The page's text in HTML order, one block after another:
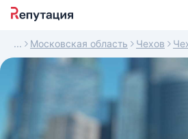
Московская область Чехов